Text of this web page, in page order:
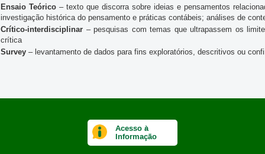
Ensaio Teórico– texto que discorra sobre ideias e pensamentos
investigação histórica do pensamento e práticas contábeis; análises de
Crítico-interdisciplinar – pesquisas com temas que ultrapassem os
crítica
Survey – levantamento de dados para fins exploratórios, descritivos ou
Acesso à
Informação